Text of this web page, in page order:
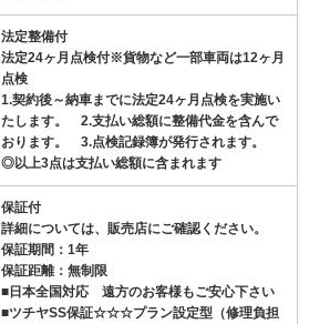
法定整備付
法定24ヶ月点検付※貨物など一部車両は12ヶ月
点検
1.契約後～納車までに法定24ヶ月点検を実施い
たします。 2.支払い総額に整備代金を含んで
おります。 3.点検記録簿が発行されます。
◎以上3点は支払い総額に含まれます
保証付
詳細については、販売店にご確認ください。
保証期間：1年
保証距離：無制限
■日本全国対応 遠方のお客様もご安心下さい
■ツチヤSS保証☆☆☆プラン設定型（修理負担